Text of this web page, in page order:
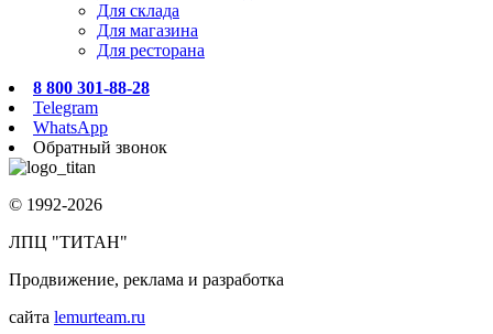
Для склада
Для магазина
Для ресторана
8 800 301-88-28
Telegram
WhatsApp
Обратный звонок
© 1992-2026
ЛПЦ "ТИТАН"
Продвижение, реклама и разработка
сайта lemurteam.ru